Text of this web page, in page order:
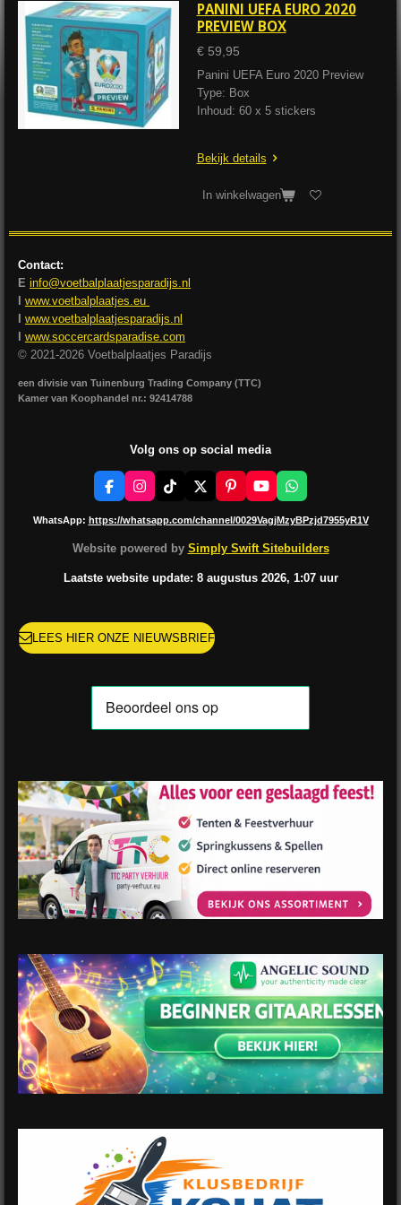
PANINI UEFA EURO 2020
PREVIEW BOX
€ 59,95
Panini UEFA Euro 2020 Preview
Type: Box
Inhoud: 60 x 5 stickers
Bekijk details
In winkelwagen
Contact:
E info@voetbalplaatjesparadijs.nl
www.voetbalplaatjes.eu
www.voetbalplaatjesparadijs.nl
www.soccercardsparadise.com
© 2021-2026 Voetbalplaatjes Paradijs
een divisie van Tuinenburg Trading Company (TTC)
Kamer van Koophandel nr.: 92414788
Volg ons op social media
F
a
c
b
k
I
n
s
a
r
a
T
k
o
X
P
i
n
e
s
Y
o
u
u
e
W
h
a
s
p
p
WhatsApp: https://whatsapp.com/channel/0029VagjMzyBPzjd7955yR1V
Website powered by Simply Swift Sitebuilders
Laatste website update: 8 augustus 2026, 1:07 uur
LEES HIER ONZE NIEUWSBRIEF